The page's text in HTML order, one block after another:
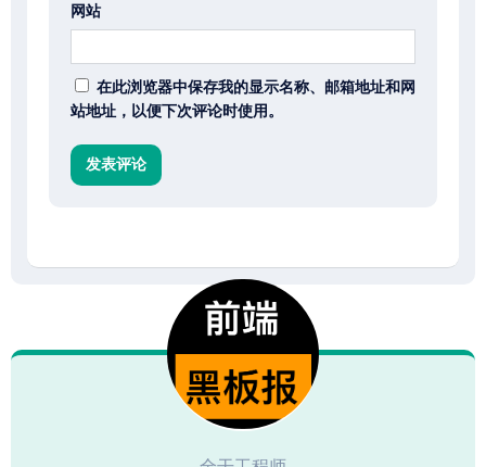
网站
在此浏览器中保存我的显示名称、邮箱地址和网
站地址，以便下次评论时使用。